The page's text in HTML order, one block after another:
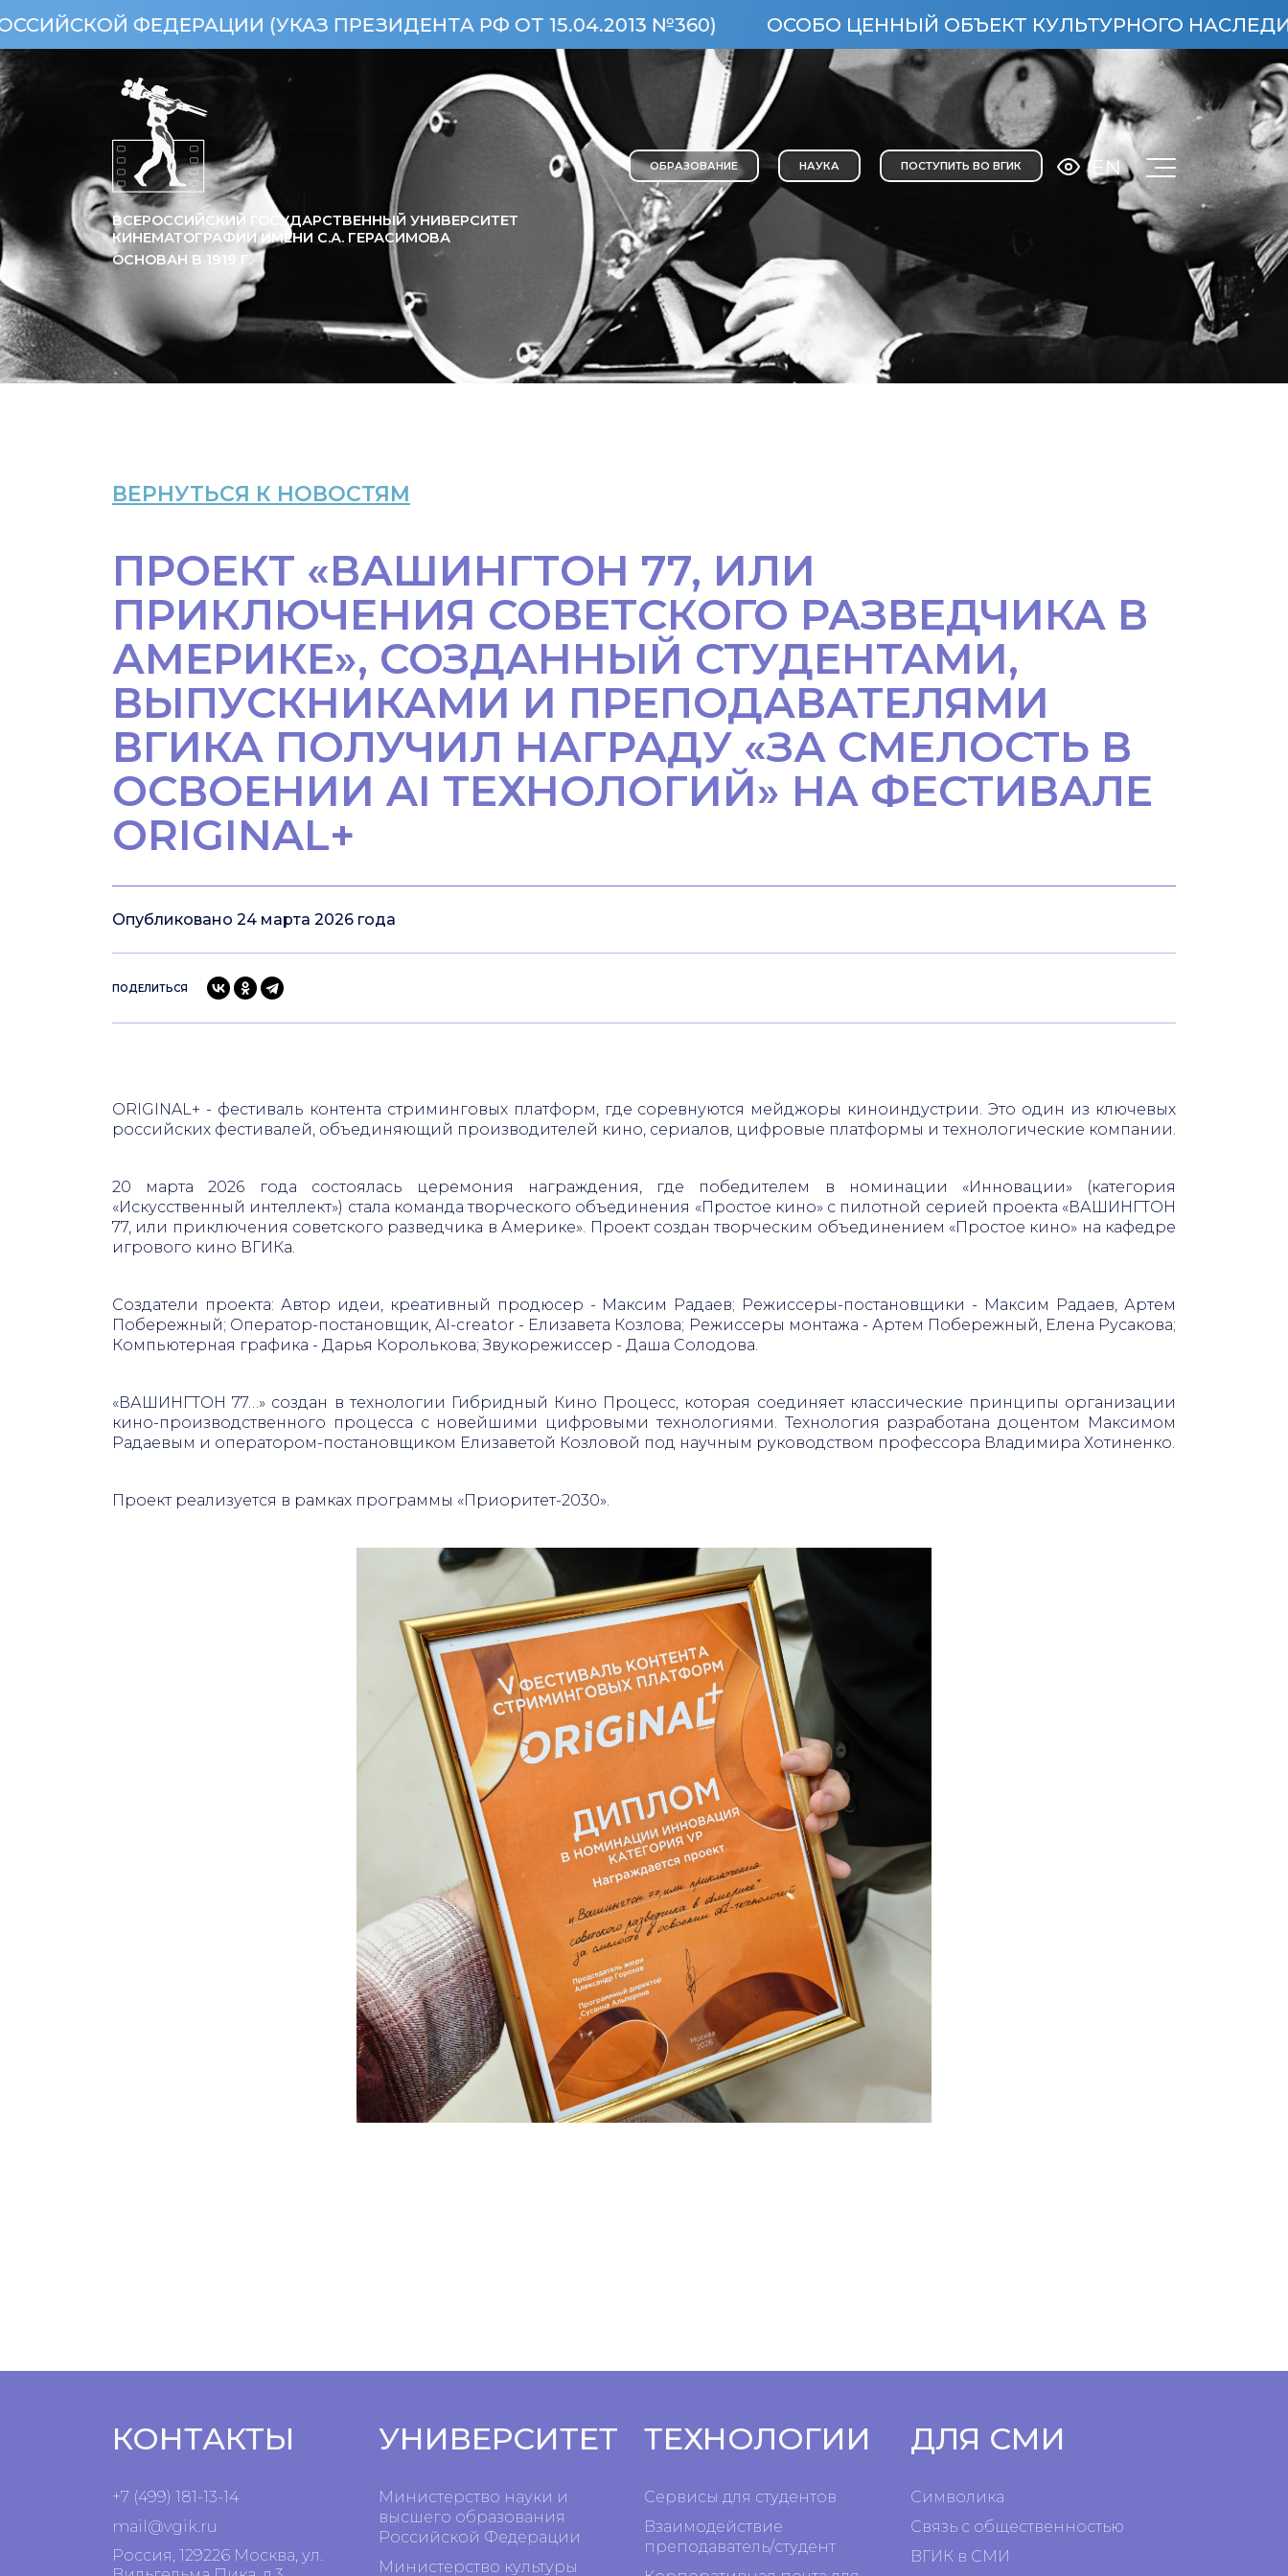
(УКАЗ ПРЕЗИДЕНТА РФ ОТ 15.04.2013 №360) ОСОБО ЦЕННЫЙ ОБЪЕКТ КУЛЬТУРНОГО НАСЛЕДИЯ
ВСЕРОССИЙСКИЙ ГОСУДАРСТВЕННЫЙ УНИВЕРСИТЕТ
КИНЕМАТОГРАФИИ ИМЕНИ С.А. ГЕРАСИМОВА
ОСНОВАН В 1919 Г.
ОБРАЗОВАНИЕ НАУКА ПОСТУПИТЬ ВО ВГИК EN
ВЕРНУТЬСЯ К НОВОСТЯМ
ПРОЕКТ «ВАШИНГТОН 77, ИЛИ
ПРИКЛЮЧЕНИЯ СОВЕТСКОГО РАЗВЕДЧИКА В
АМЕРИКЕ», СОЗДАННЫЙ СТУДЕНТАМИ,
ВЫПУСКНИКАМИ И ПРЕПОДАВАТЕЛЯМИ
ВГИКА ПОЛУЧИЛ НАГРАДУ «ЗА СМЕЛОСТЬ В
ОСВОЕНИИ AI ТЕХНОЛОГИЙ» НА ФЕСТИВАЛЕ
ORIGINAL+
Опубликовано 24 марта 2026 года
ПОДЕЛИТЬСЯ
ORIGINAL+ - фестиваль контента стриминговых платформ, где соревнуются мейджоры киноиндустрии. Это один из ключевых
российских фестивалей, объединяющий производителей кино, сериалов, цифровые платформы и технологические компании.
20 марта 2026 года состоялась церемония награждения, где победителем в номинации «Инновации» (категория
«Искусственный интеллект») стала команда творческого объединения «Простое кино» с пилотной серией проекта «ВАШИНГТОН
77, или приключения советского разведчика в Америке». Проект создан творческим объединением «Простое кино» на кафедре
игрового кино ВГИКа.
Создатели проекта: Автор идеи, креативный продюсер - Максим Радаев; Режиссеры-постановщики - Максим Радаев, Артем
Побережный; Оператор-постановщик, AI-creator - Елизавета Козлова; Режиссеры монтажа - Артем Побережный, Елена Русакова;
Компьютерная графика - Дарья Королькова; Звукорежиссер - Даша Солодова.
«ВАШИНГТОН 77…» создан в технологии Гибридный Кино Процесс, которая соединяет классические принципы организации
кино-производственного процесса с новейшими цифровыми технологиями. Технология разработана доцентом Максимом
Радаевым и оператором-постановщиком Елизаветой Козловой под научным руководством профессора Владимира Хотиненко.
Проект реализуется в рамках программы «Приоритет-2030».
КОНТАКТЫ
+7 (499) 181-13-14
mail@vgik.ru
Россия, 129226 Москва, ул.
УНИВЕРСИТЕТ
Министерство науки и
высшего образования
Российской Федерации
Министерство культуры
ТЕХНОЛОГИИ
Сервисы для студентов
Взаимодействие
преподаватель/студент
ДЛЯ СМИ
Символика
Связь с общественностью
ВГИК в СМИ